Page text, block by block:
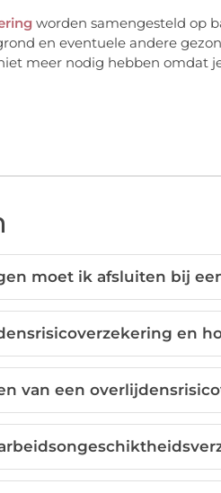
worden samengesteld op
en eventuele andere
meer nodig hebben omdat
moet ik afsluiten bij
en
van een